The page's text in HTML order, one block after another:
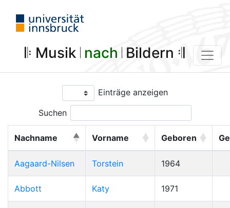
𝄆 Musik 𝄀 nach 𝄀 Bildern 𝄇
Einträge anzeigen
Suchen
Nachname Vorname Geboren
Aagaard-Nilsen Torstein 1964
Abbott Katy 1971